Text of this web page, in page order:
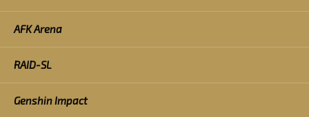
AFK Arena
RAID-SL
Genshin Impact